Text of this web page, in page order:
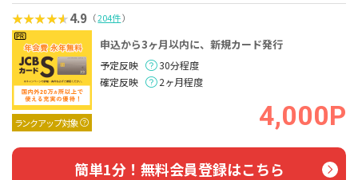
4.9 （204件）
ランクアップ対象
申込から3ヶ月以内に、新規カード発行
予定反映
30分程度
確定反映
2ヶ月程度
4,000P
簡単1分！無料会員登録はこちら